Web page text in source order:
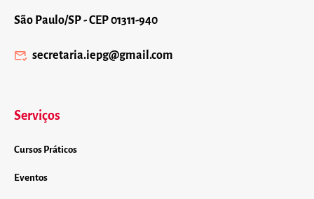
São Paulo/SP - CEP 01311-940
secretaria.iepg@gmail.com
Serviços
Cursos Práticos
Eventos